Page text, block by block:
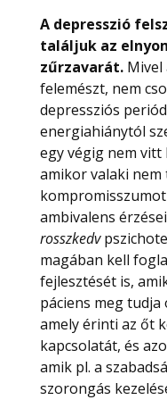
A depresszió
találjuk az
zűrzavarát.Mivel
felemészt, nem
depressziós
energiahiánytól
egy végig nem vitt
amikor valaki
ambivalens
rosszkedv
magában kell
fejlesztését is,
páciens meg
amely érinti az őt
kapcsolatát, és
amik pl. a
szorongás